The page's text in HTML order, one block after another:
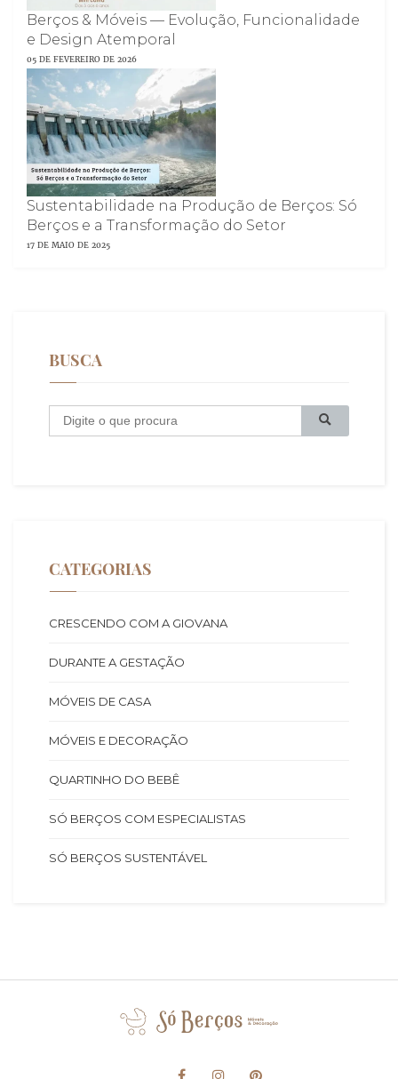
Berços & Móveis — Evolução, Funcionalidade
e Design Atemporal
05 DE FEVEREIRO DE 2026
Sustentabilidade na Produção de Berços: Só
Berços e a Transformação do Setor
17 DE MAIO DE 2025
BUSCA
CATEGORIAS
CRESCENDO COM A GIOVANA
DURANTE A GESTAÇÃO
MÓVEIS DE CASA
MÓVEIS E DECORAÇÃO
QUARTINHO DO BEBÊ
SÓ BERÇOS COM ESPECIALISTAS
SÓ BERÇOS SUSTENTÁVEL